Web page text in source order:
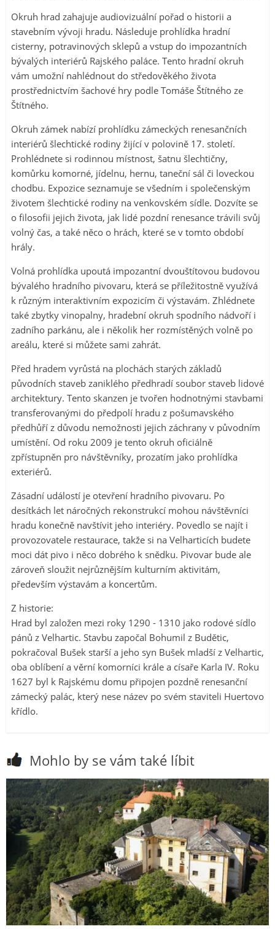
Okruh hrad zahajuje audiovizuální pořad o historii a
stavebním vývoji hradu. Následuje prohlídka hradní
cisterny, potravinových sklepů a vstup do impozantních
bývalých interiérů Rajského paláce. Tento hradní okruh
vám umožní nahlédnout do středověkého života
prostřednictvím šachové hry podle Tomáše Štítného ze
Štítného.
Okruh zámek nabízí prohlídku zámeckých renesančních
interiérů šlechtické rodiny žijící v polovině 17. století.
Prohlédnete si rodinnou místnost, šatnu šlechtičny,
komůrku komorné, jídelnu, hernu, taneční sál či loveckou
chodbu. Expozice seznamuje se všedním i společenským
životem šlechtické rodiny na venkovském sídle. Dozvíte se
o filosofii jejich života, jak lidé pozdní renesance trávili svůj
volný čas, a také něco o hrách, které se v tomto období
hrály.
Volná prohlídka upoutá impozantní dvouštítovou budovou
bývalého hradního pivovaru, která se příležitostně využívá
k různým interaktivním expozicím či výstavám. Zhlédnete
také zbytky vinopalny, hradební okruh spodního nádvoří i
zadního parkánu, ale i několik her rozmístěných volně po
areálu, které si můžete sami zahrát.
Před hradem vyrůstá na plochách starých základů
původních staveb zaniklého předhradí soubor staveb lidové
architektury. Tento skanzen je tvořen hodnotnými stavbami
transferovanými do předpolí hradu z pošumavského
předhůří z důvodu nemožnosti jejich záchrany v původním
umístění. Od roku 2009 je tento okruh oficiálně
zpřístupněn pro návštěvníky, prozatím jako prohlídka
exteriérů.
Zásadní událostí je otevření hradního pivovaru. Po
desítkách let náročných rekonstrukcí mohou návštěvníci
hradu konečně navštívit jeho interiéry. Povedlo se najít i
provozovatele restaurace, takže si na Velharticích budete
moci dát pivo i něco dobrého k snědku. Pivovar bude ale
zároveň sloužit nejrůznějším kulturním aktivitám,
především výstavám a koncertům.
Z historie:
Hrad byl založen mezi roky 1290 - 1310 jako rodové sídlo
pánů z Velhartic. Stavbu započal Bohumil z Budětic,
pokračoval Bušek starší a jeho syn Bušek mladší z Velhartic,
oba oblíbení a věrní komorníci krále a císaře Karla IV. Roku
1627 byl k Rajskému domu připojen pozdně renesanční
zámecký palác, který nese název po svém staviteli Huertovo
křídlo.
Mohlo by se vám také líbit